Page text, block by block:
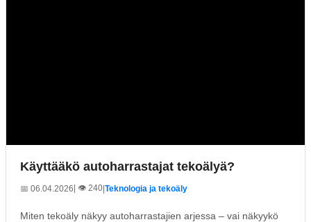
Käyttääkö autoharrastajat tekoälyä?
📅 06.04.2026| 👁️ 240 Teknologia ja tekoäly
Miten tekoäly näkyy autoharrastajien arjessa – vai näkyykö